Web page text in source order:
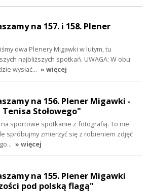
na 157. i 158. Plener
dwa Plenery Migawki w lutym, tu
najbliższych spotkań. UWAGA: W obu
wysłać… » więcej
na 156. Plener Migawki -
Stołowego"
sportowe spotkanie z fotografią. To nie
spróbujmy zmierzyć się z robieniem zdjęć
» więcej
na 155. Plener Migawki
pod polską flagą"